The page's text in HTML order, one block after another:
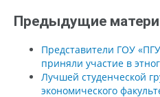
Предыдущие
Представители ГОУ
приняли участие в
Лучшей студенческой
экономического